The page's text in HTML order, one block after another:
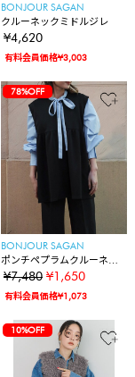
BONJOUR SAGAN
クルーネックミドルジレ
¥4,620
有料会員価格¥3,003
78%OFF
BONJOUR SAGAN
ポンチペプラムクルーネッ
クジレ
¥7,480 ¥1,650
有料会員価格¥1,073
10%OFF